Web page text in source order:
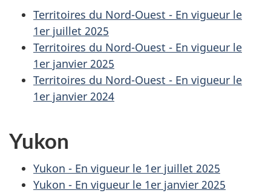
Territoires du Nord-Ouest - En vigueur le
1er juillet 2025
Territoires du Nord-Ouest - En vigueur le
1er janvier 2025
Territoires du Nord-Ouest - En vigueur le
1er janvier 2024
Yukon
Yukon - En vigueur le 1er juillet 2025
Yukon - En vigueur le 1er janvier 2025